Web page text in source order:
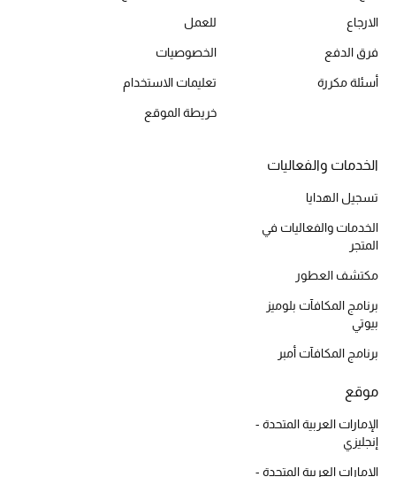
موضة نسائية
الموسم الجديد
الحقائب النسائية
دليل ملتزمات الحقائب
حقائب رجالية
حقائب الأطفال
أبرز المصممين
الارجاع
فرق الدفع
أسئلة مكررة
للعمل
الخصوصيات
تعليمات الاستخدام
خريطة الموقع
الخدمات والفعاليات
تسجيل الهدايا
الخدمات والفعاليات في
المتجر
مكتشف العطور
برنامج المكافآت بلوميز
بيوتي
برنامج المكافآت أمبر
موقع
الإمارات العربية المتحدة -
إنجليزي
الإمارات العربية المتحدة -